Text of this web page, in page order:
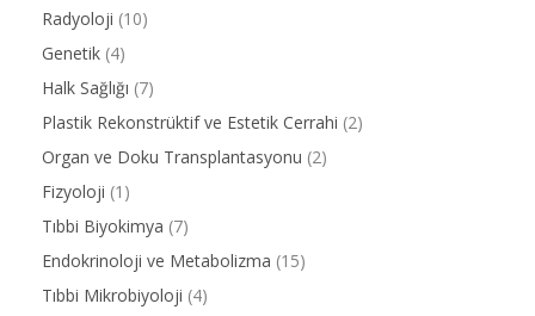
Radyoloji (10)
Genetik (4)
Halk Sağlığı (7)
Plastik Rekonstrüktif ve Estetik Cerrahi (2)
Organ ve Doku Transplantasyonu (2)
Fizyoloji (1)
Tıbbi Biyokimya (7)
Endokrinoloji ve Metabolizma (15)
Tıbbi Mikrobiyoloji (4)